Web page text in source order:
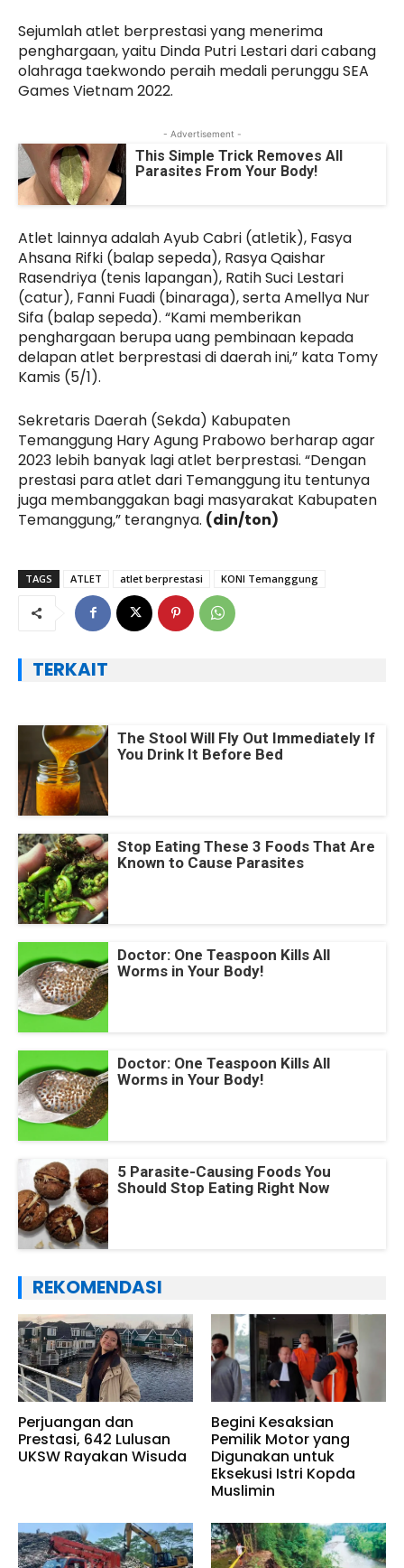
Sejumlah atlet berprestasi yang menerima
penghargaan, yaitu Dinda Putri Lestari dari cabang
olahraga taekwondo peraih medali perunggu SEA
Games Vietnam 2022.
- Advertisement -
This Simple Trick Removes All
Parasites From Your Body!
Atlet lainnya adalah Ayub Cabri (atletik), Fasya
Ahsana Rifki (balap sepeda), Rasya Qaishar
Rasendriya (tenis lapangan), Ratih Suci Lestari
(catur), Fanni Fuadi (binaraga), serta Amellya Nur
Sifa (balap sepeda). “Kami memberikan
penghargaan berupa uang pembinaan kepada
delapan atlet berprestasi di daerah ini,” kata Tomy
Kamis (5/1).
Sekretaris Daerah (Sekda) Kabupaten
Temanggung Hary Agung Prabowo berharap agar
2023 lebih banyak lagi atlet berprestasi. “Dengan
prestasi para atlet dari Temanggung itu tentunya
juga membanggakan bagi masyarakat Kabupaten
Temanggung,” terangnya. (din/ton)
TAGS ATLET atlet berprestasi KONI Temanggung
TERKAIT
The Stool Will Fly Out Immediately If
You Drink It Before Bed
Stop Eating These 3 Foods That Are
Known to Cause Parasites
Doctor: One Teaspoon Kills All
Worms in Your Body!
Doctor: One Teaspoon Kills All
Worms in Your Body!
5 Parasite-Causing Foods You
Should Stop Eating Right Now
REKOMENDASI
Perjuangan dan
Prestasi, 642 Lulusan
UKSW Rayakan Wisuda
Begini Kesaksian
Pemilik Motor yang
Digunakan untuk
Eksekusi Istri Kopda
Muslimin